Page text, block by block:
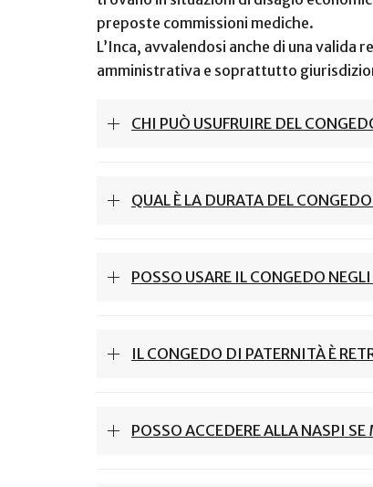
preposte commissioni mediche.
L’Inca, avvalendosi anche di una valida
amministrativa e soprattutto
CHI PUÒ USUFRUIRE DEL
QUAL È LA DURATA DEL
POSSO USARE IL CONGEDO
IL CONGEDO DI PATERNITÀ È
POSSO ACCEDERE ALLA NASPI